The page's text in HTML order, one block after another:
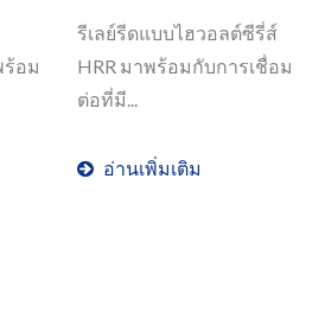
ร้อม
รีเลย์รีดแบบไฮวอลต์ซีรี่ส์
HRR มาพร้อมกับการเชื่อม
ต่อที่มี...
อ่านเพิ่มเติม